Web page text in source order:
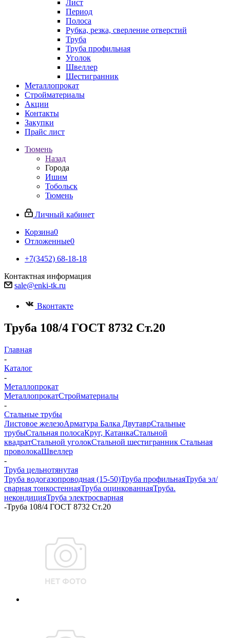
Лист
Период
Полоса
Рубка, резка, сверление отверстий
Труба
Труба профильная
Уголок
Швеллер
Шестигранник
Металлопрокат
Стройматериалы
Акции
Контакты
Закупки
Прайс лист
Тюмень
Назад
Города
Ишим
Тобольск
Тюмень
Личный кабинет
Корзина0
Отложенные0
+7(3452) 68-18-18
Контактная информация
sale@enki-tk.ru
Вконтакте
Труба 108/4 ГОСТ 8732 Ст.20
Главная
-
Каталог
-
Металлопрокат
МеталлопрокатСтройматериалы
-
Стальные трубы
Листовое железоАрматура Балка ДвутаврСтальные
трубыСтальная полосаКруг, КатанкаСтальной
квадратСтальной уголокСтальной шестигранник Стальная
проволокаШвеллер
-
Труба цельнотянутая
Труба водогазопроводная (15-50)Труба профильнаяТруба эл/
сварная тонкостеннаяТруба оцинкованнаяТруба.
некондицияТруба электросварная
-Труба 108/4 ГОСТ 8732 Ст.20